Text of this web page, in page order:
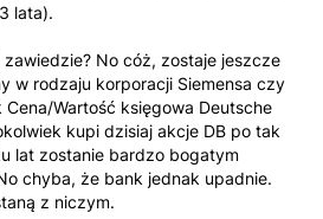
lata).
No cóż, zostaje jeszcze
w rodzaju korporacji Siemensa czy
Wartość księgowa Deutsche
kupi dzisiaj akcje DB po tak
lat zostanie bardzo bogatym
chyba, że bank jednak upadnie.
z niczym.